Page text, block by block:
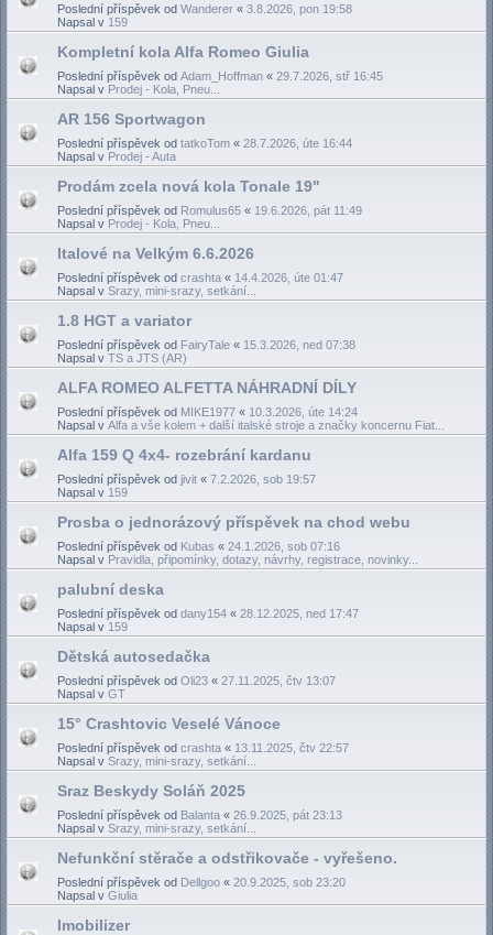
Poslední příspěvek od Wanderer « 3.8.2026, pon 19:58
Napsal v 159
Kompletní kola Alfa Romeo Giulia
Poslední příspěvek od Adam_Hoffman « 29.7.2026, stř 16:45
Napsal v Prodej - Kola, Pneu...
AR 156 Sportwagon
Poslední příspěvek od tatkoTom « 28.7.2026, úte 16:44
Napsal v Prodej - Auta
Prodám zcela nová kola Tonale 19"
Poslední příspěvek od Romulus65 « 19.6.2026, pát 11:49
Napsal v Prodej - Kola, Pneu...
Italové na Velkým 6.6.2026
Poslední příspěvek od crashta « 14.4.2026, úte 01:47
Napsal v Srazy, mini-srazy, setkání...
1.8 HGT a variator
Poslední příspěvek od FairyTale « 15.3.2026, ned 07:38
Napsal v TS a JTS (AR)
ALFA ROMEO ALFETTA NÁHRADNÍ DÍLY
Poslední příspěvek od MIKE1977 « 10.3.2026, úte 14:24
Napsal v Alfa a vše kolem + další italské stroje a značky koncernu Fiat...
Alfa 159 Q 4x4- rozebrání kardanu
Poslední příspěvek od jivit « 7.2.2026, sob 19:57
Napsal v 159
Prosba o jednorázový příspěvek na chod webu
Poslední příspěvek od Kubas « 24.1.2026, sob 07:16
Napsal v Pravidla, připomínky, dotazy, návrhy, registrace, novinky...
palubní deska
Poslední příspěvek od dany154 « 28.12.2025, ned 17:47
Napsal v 159
Dětská autosedačka
Poslední příspěvek od Oli23 « 27.11.2025, čtv 13:07
Napsal v GT
15° Crashtovic Veselé Vánoce
Poslední příspěvek od crashta « 13.11.2025, čtv 22:57
Napsal v Srazy, mini-srazy, setkání...
Sraz Beskydy Soláň 2025
Poslední příspěvek od Balanta « 26.9.2025, pát 23:13
Napsal v Srazy, mini-srazy, setkání...
Nefunkční stěrače a odstřikovače - vyřešeno.
Poslední příspěvek od Dellgoo « 20.9.2025, sob 23:20
Napsal v Giulia
Imobilizer